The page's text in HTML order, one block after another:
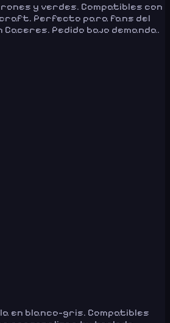
y verdes. Compatibles con
Perfecto para fans del
Pedido bajo demanda.
en blanco-gris. Compatibles